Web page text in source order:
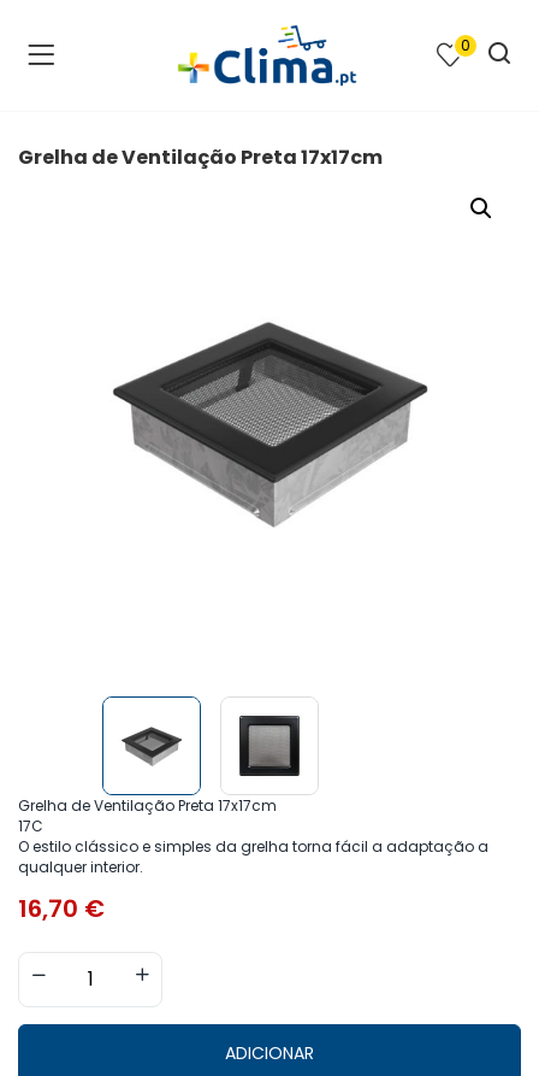
0
Grelha de Ventilação Preta 17x17cm
Grelha de Ventilação Preta 17x17cm
17C
O estilo clássico e simples da grelha torna fácil a adaptação a
qualquer interior.
16,70 €
ADICIONAR